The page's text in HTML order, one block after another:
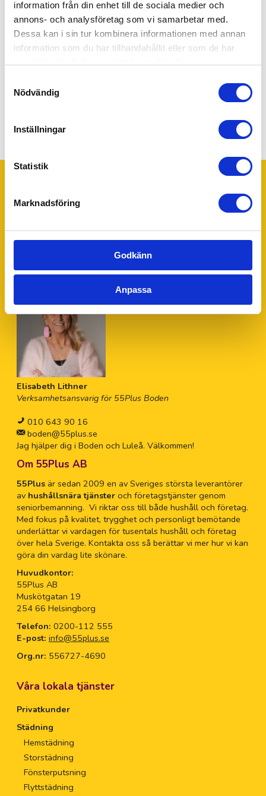
information från din enhet till de sociala medier och
annons- och analysföretag som vi samarbetar med.
Dessa kan i sin tur kombinera informationen med annan
information som du har tillhandahållit eller som de har
Nödvändig
Inställningar
Statistik
Marknadsföring
Godkänn
Anpassa
Genom att gå vidare accepterar du vårintegritets- och
webbplatspolicy .
Ja! Skicka min förfrågan.
Ditt 55Plus lokalkontor - Boden
55Plus Boden drivs av Elisabeth Lithner. Har du några
personlig hjälp.
Elisabeth Lithner
Verksamhetsansvarig för 55Plus Boden
010 643 90 16
boden@55plus.se
Jag hjälper dig i Boden och Luleå. Välkommen!
Om 55Plus AB
55Plusär sedan 2009 en av Sveriges största leverantörer
av hushållsnära tjänsteroch företagstjänster genom
seniorbemanning. Vi riktar oss till både hushåll och företag.
Med fokus på kvalitet, trygghet och personligt bemötande
underlättar vi vardagen för tusentals hushåll och företag
över hela Sverige. Kontakta oss så berättar vi mer hur vi kan
göra din vardag lite skönare.
Huvudkontor:
55Plus AB
Muskötgatan 19
254 66 Helsingborg
Telefon: 0200-112 555
E-post: info@55plus.se
Org.nr: 556727-4690
Våra lokala tjänster
Privatkunder
Städning
Hemstädning
Storstädning
Fönsterputsning
Flyttstädning